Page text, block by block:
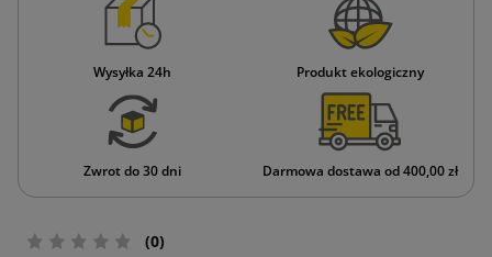
Wysyłka 24h Produkt ekologiczny
Zwrot do 30 dni Darmowa dostawa od 400,00 zł
(0)